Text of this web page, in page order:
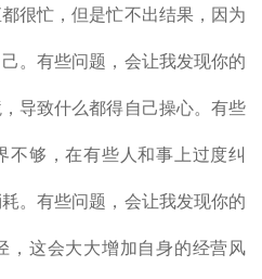
很忙，但是忙不出结果，因为
。有些问题，会让我发现你的
导致什么都得自己操心。有些
不够，在有些人和事上过度纠
。有些问题，会让我发现你的
，这会大大增加自身的经营风